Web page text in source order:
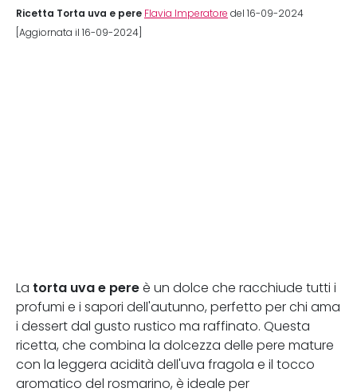
Ricetta Torta uva e pere Flavia Imperatore del 16-09-2024
[Aggiornata il 16-09-2024]
La torta uva e pere è un dolce che racchiude tutti i
profumi e i sapori dell'autunno, perfetto per chi ama
i dessert dal gusto rustico ma raffinato. Questa
ricetta, che combina la dolcezza delle pere mature
con la leggera acidità dell'uva fragola e il tocco
aromatico del rosmarino, è ideale per